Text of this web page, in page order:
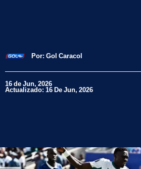
Por: Gol Caracol
16 de Jun, 2026
Actualizado: 16 De Jun, 2026